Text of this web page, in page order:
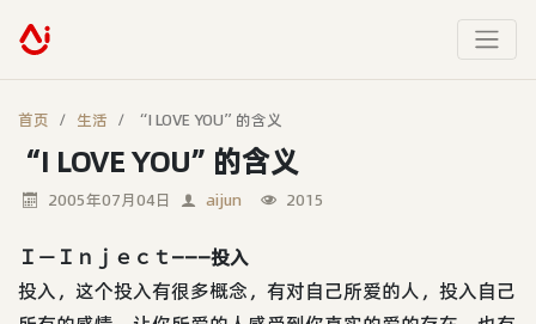
首页 生活 “I LOVE YOU”的含义
“I LOVE YOU”的含义
2005年07月04日 aijun 2015
Ｉ－Ｉｎｊｅｃｔ———投入
投入，这个投入有很多概念，有对自己所爱的人，投入自己